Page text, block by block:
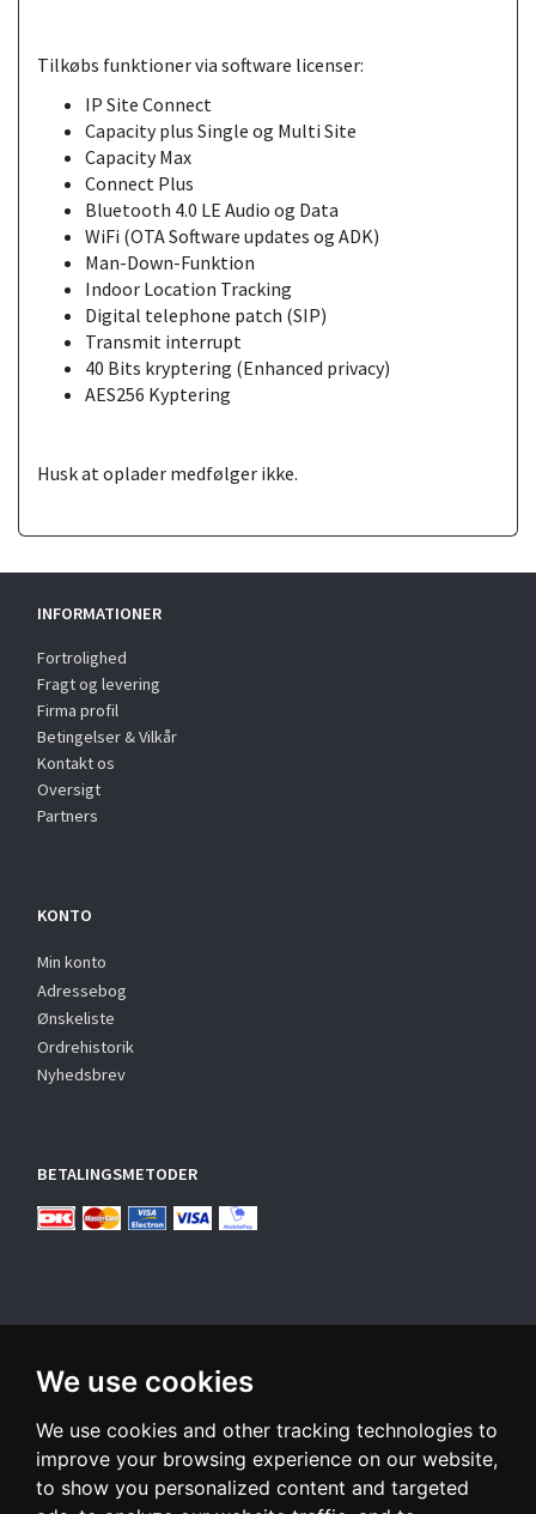
We use cookies
We use cookies and other tracking technologies to
improve your browsing experience on our website,
to show you personalized content and targeted
Tilkøbs funktioner via software licenser:
IP Site Connect
Capacity plus Single og Multi Site
Capacity Max
Connect Plus
Bluetooth 4.0 LE Audio og Data
WiFi (OTA Software updates og ADK)
Man-Down-Funktion
Indoor Location Tracking
Digital telephone patch (SIP)
Transmit interrupt
40 Bits kryptering (Enhanced privacy)
AES256 Kyptering
Husk at oplader medfølger ikke.
INFORMATIONER
Fortrolighed
Fragt og levering
Firma profil
Betingelser & Vilkår
Kontakt os
Oversigt
Partners
KONTO
Min konto
Adressebog
Ønskeliste
Ordrehistorik
Nyhedsbrev
BETALINGSMETODER
TILMELD NYHEDSBREV
Email-
adresse
Tilmeld dig vores nyhedsbrev og modtag gode tilbud samt